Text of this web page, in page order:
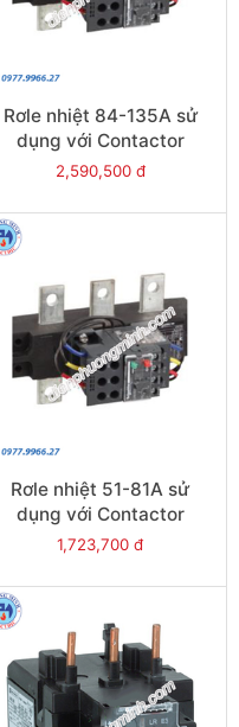
Rơle nhiệt 84-135A sử
dụng với Contactor
LC1E120-E160 - Model
2,590,500 đ
Rơle nhiệt 51-81A sử
dụng với Contactor
LC1E120-E160 - Model
1,723,700 đ